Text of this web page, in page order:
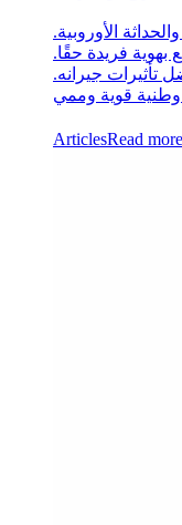
الأوروبية.
بهوية فريدة حقًا.
تأثيرات جيرانه.
ArticlesRead more